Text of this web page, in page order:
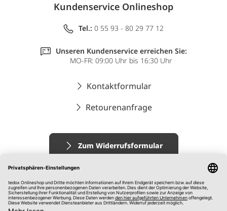
Kundenservice Onlineshop
Tel.: 0 55 93 - 80 29 77 12
Unseren Kundenservice erreichen Sie:
MO-FR: 09:00 Uhr bis 16:30 Uhr
Kontaktformular
Retourenanfrage
Zum Widerrufsformular
Impressum
AGB